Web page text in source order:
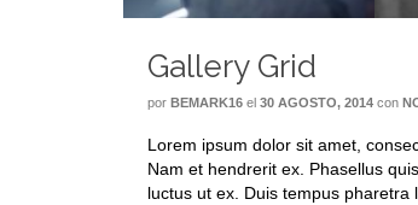
Gallery Grid
por BEMARK16 el 30 AGOSTO, 2014 con
Lorem ipsum dolor sit amet,
Nam et hendrerit ex. Phasellus
luctus ut ex. Duis tempus